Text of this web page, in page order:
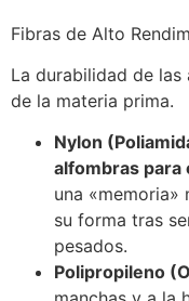
Fibras de Alto
La durabilidad de
de la materia prima.
Nylon
alfombras para
una «memoria»
su forma tras
pesados.
Polipropileno